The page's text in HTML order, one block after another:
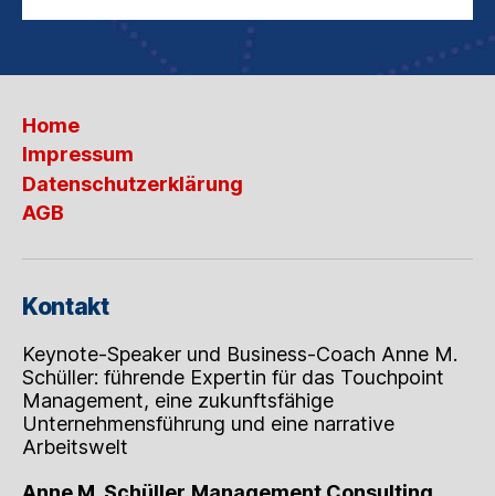
Home
Impressum
Datenschutzerklärung
AGB
Kontakt
Keynote-Speaker und Business-Coach Anne M.
Schüller: führende Expertin für das Touchpoint
Management, eine zukunftsfähige
Unternehmensführung und eine narrative
Arbeitswelt